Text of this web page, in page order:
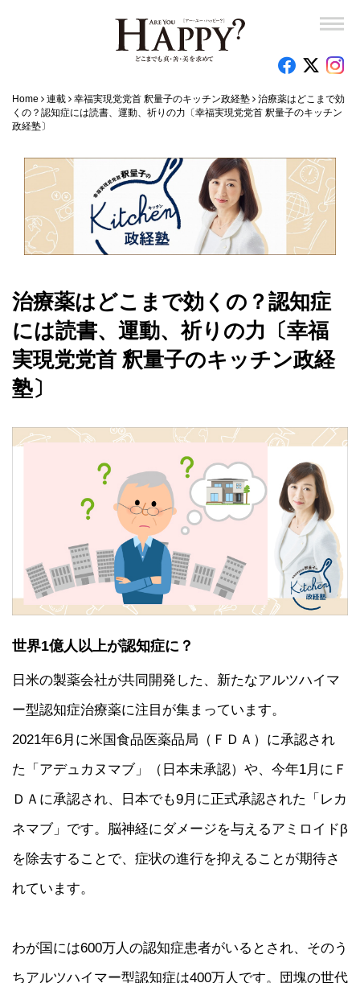
Home 連載 幸福実現党党首 釈量子のキッチン政経塾
治療薬はどこまで効
くの？認知症には読書、運動、祈りの力〔幸福実現党党首 釈量子のキッチン
政経塾〕
治療薬はどこまで効くの？認知症
には読書、運動、祈りの力〔幸福
実現党党首 釈量子のキッチン政経
塾〕
世界1億人以上が認知症に？
日米の製薬会社が共同開発した、新たなアルツハイマ
ー型認知症治療薬に注目が集まっています。
2021年6月に米国食品医薬品局（ＦＤＡ）に承認され
た「アデュカヌマブ」（日本未承認）や、今年1月にＦ
ＤＡに承認され、日本でも9月に正式承認された「レカ
ネマブ」です。脳神経にダメージを与えるアミロイドβ
を除去することで、症状の進行を抑えることが期待さ
れています。
わが国には600万人の認知症患者がいるとされ、そのう
ちアルツハイマー型認知症は400万人です。団塊の世代